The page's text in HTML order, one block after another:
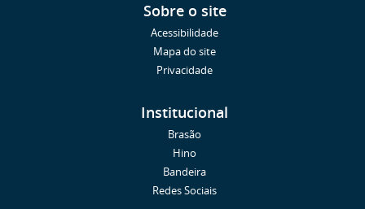
Sobre o site
Acessibilidade
Mapa do site
Privacidade
Institucional
Brasão
Hino
Bandeira
Redes Sociais